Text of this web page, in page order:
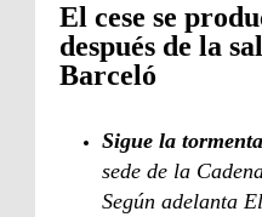
El cese se
después de la
Barceló
Sigue la
sede de la
Según adelanta